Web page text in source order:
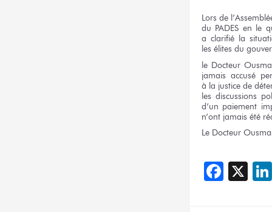
Lors de
du PADES en le
a clarifié la
les élites du
le Docteur
jamais accusé
à la justice de
les discussions
d’un paiement
n’ont jamais été
Le Docteur
X